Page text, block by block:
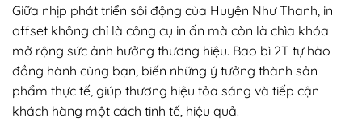
Giữa nhịp phát triển sôi động của Huyện Như Thanh, in
offset không chỉ là công cụ in ấn mà còn là chìa khóa
mở rộng sức ảnh hưởng thương hiệu. Bao bì 2T tự hào
đồng hành cùng bạn, biến những ý tưởng thành sản
phẩm thực tế, giúp thương hiệu tỏa sáng và tiếp cận
khách hàng một cách tinh tế, hiệu quả.